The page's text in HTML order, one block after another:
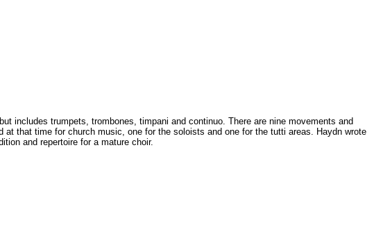
includes trumpets, trombones, timpani and continuo. There are nine movements and
that time for church music, one for the soloists and one for the tutti areas. Haydn wrote
and repertoire for a mature choir.